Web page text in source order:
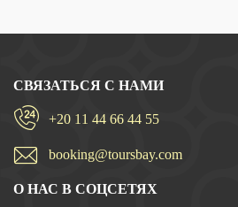
СВЯЗАТЬСЯ С НАМИ
+20 11 44 66 44 55
booking@toursbay.com
О НАС В СОЦСЕТЯХ